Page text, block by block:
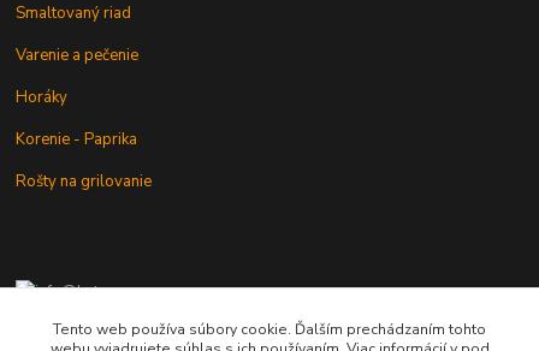
Smaltovaný riad
Varenie a pečenie
Horáky
Korenie - Paprika
Rošty na grilovanie
+421 902 212 007
od 8:00 - do 16:00 hod
Tento web používa súbory cookie. Ďalším prechádzaním tohto